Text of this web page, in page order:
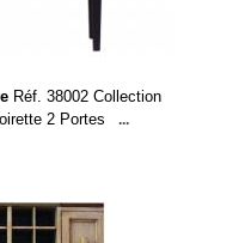
Réf. 38002 Collection
2 Portes
...